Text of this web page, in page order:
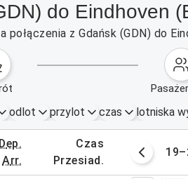
do Eindhoven
z Gdańsk (GDN) do
odlot przylot czas lotniska
dep.
arr.
czas
przesiad.
2026